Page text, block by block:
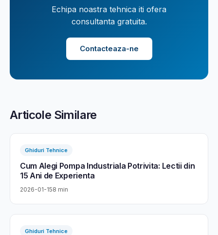
Echipa noastra tehnica iti ofera
consultanta gratuita.
Contacteaza-ne
Articole Similare
Ghiduri Tehnice
Cum Alegi Pompa Industriala Potrivita: Lectii din
15 Ani de Experienta
2026-01-158 min
Ghiduri Tehnice